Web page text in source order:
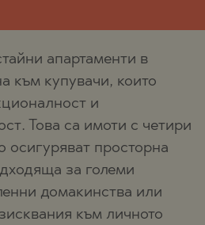
апартаменти в
към купувачи, които
и
Това са имоти с четири
осигуряват просторна
за големи
домакинства или
към личното